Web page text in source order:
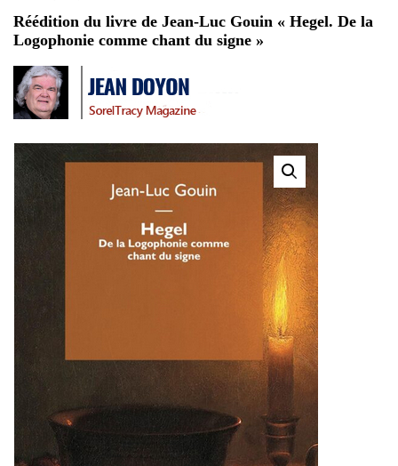
Réédition du livre de Jean-Luc Gouin « Hegel. De la
Logophonie comme chant du signe »